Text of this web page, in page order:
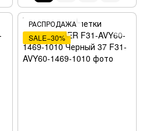
РАСПРОДАЖА
SALE−30%